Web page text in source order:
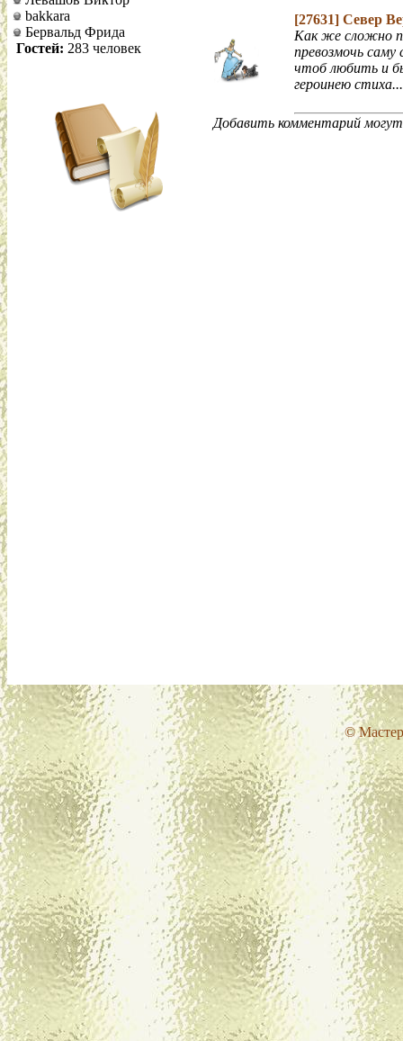
bakkara
Бервальд Фрида
Гостей: 283 человек
[27631] Север
Как же сложно
превозмочь саму
чтоб любить и
героинею стиха...
Добавить комментарий
©